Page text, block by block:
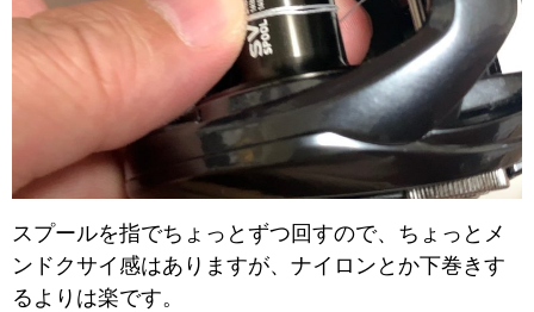
スプールを指でちょっとずつ回すので、ちょっとメ
ンドクサイ感はありますが、ナイロンとか下巻きす
るよりは楽です。